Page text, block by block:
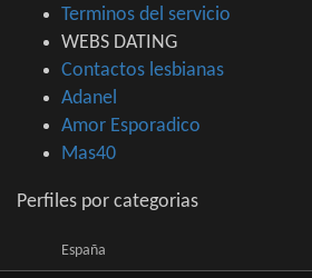
Terminos del servicio
WEBS DATING
Contactos lesbianas
Adanel
Amor Esporadico
Mas40
Perfiles por categorias
España